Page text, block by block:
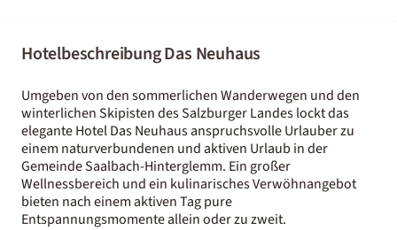
Hotelbeschreibung Das Neuhaus
Umgeben von den sommerlichen Wanderwegen und den
winterlichen Skipisten des Salzburger Landes lockt das
elegante Hotel Das Neuhaus anspruchsvolle Urlauber zu
einem naturverbundenen und aktiven Urlaub in der
Gemeinde Saalbach-Hinterglemm. Ein großer
Wellnessbereich und ein kulinarisches Verwöhnangebot
bieten nach einem aktiven Tag pure
Entspannungsmomente allein oder zu zweit.